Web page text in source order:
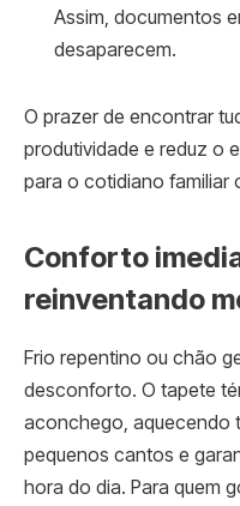
Assim, documentos
desaparecem.
O prazer de encontrar
produtividade e reduz o
para o cotidiano familiar
Conforto
reinventando
Frio repentino ou chão
desconforto. O tapete
aconchego, aquecendo
pequenos cantos e
hora do dia. Para quem